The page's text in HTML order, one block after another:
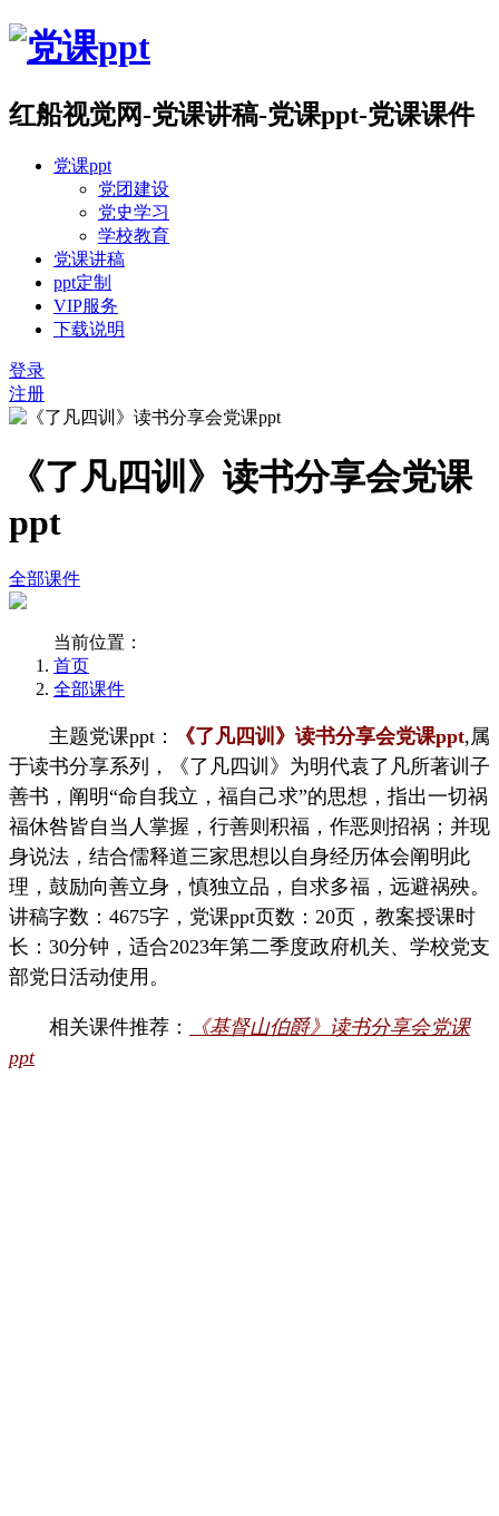
红船视觉网-党课讲稿-党课ppt-党课课件
党课ppt
党团建设
党史学习
学校教育
党课讲稿
ppt定制
VIP服务
下载说明
登录
注册
《了凡四训》读书分享会党课
ppt
全部课件
当前位置：
首页
全部课件
主题党课ppt： 《了凡四训》读书分享会党课ppt,属
于读书分享系列，《了凡四训》为明代袁了凡所著训子
善书，阐明“命自我立，福自己求”的思想，指出一切祸
福休咎皆自当人掌握，行善则积福，作恶则招祸；并现
身说法，结合儒释道三家思想以自身经历体会阐明此
理，鼓励向善立身，慎独立品，自求多福，远避祸殃。
讲稿字数：4675字，党课ppt页数：20页，教案授课时
长：30分钟，适合2023年第二季度政府机关、学校党支
部党日活动使用。
相关课件推荐：
《基督山伯爵》读书分享会党课
ppt